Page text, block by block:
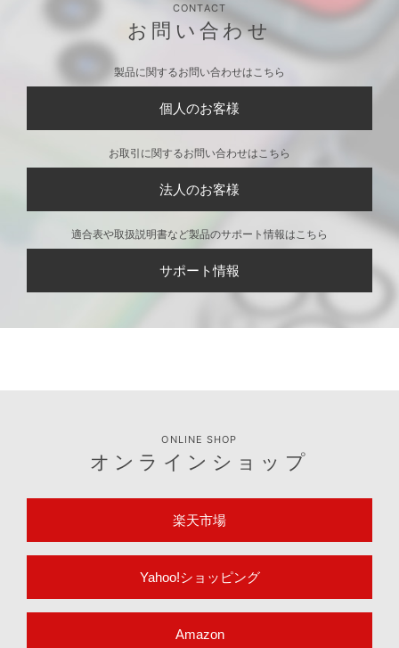
CONTACT
お問い合わせ
製品に関するお問い合わせはこちら
個人のお客様
お取引に関するお問い合わせはこちら
法人のお客様
適合表や取扱説明書など製品のサポート情報はこちら
サポート情報
ONLINE SHOP
オンラインショップ
楽天市場
Yahoo!ショッピング
Amazon